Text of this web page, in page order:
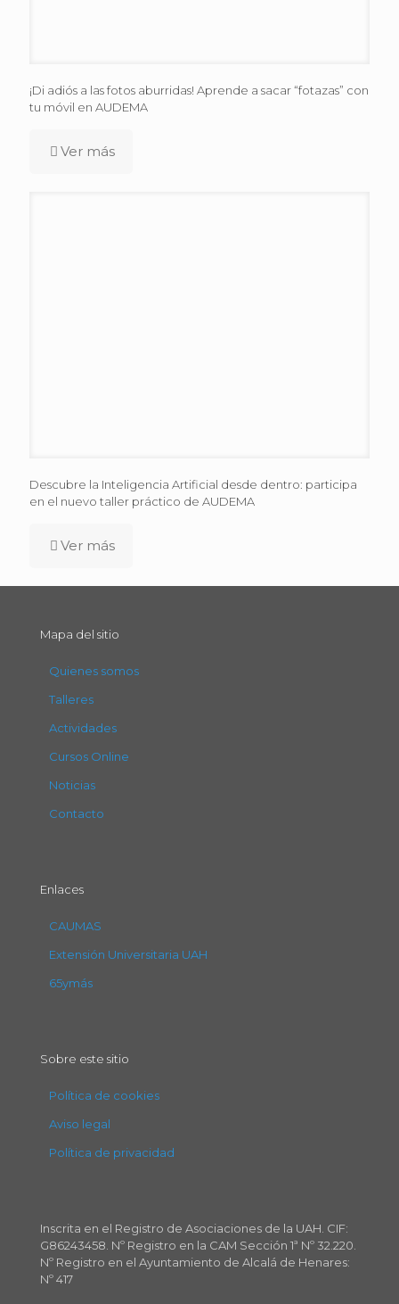
¡Di adiós a las fotos aburridas! Aprende a sacar “fotazas” con
tu móvil en AUDEMA
Ver más
Descubre la Inteligencia Artificial desde dentro: participa
en el nuevo taller práctico de AUDEMA
Ver más
Mapa del sitio
Quienes somos
Talleres
Actividades
Cursos Online
Noticias
Contacto
Enlaces
CAUMAS
Extensión Universitaria UAH
65ymás
Sobre este sitio
Política de cookies
Aviso legal
Política de privacidad
Inscrita en el Registro de Asociaciones de la UAH. CIF:
G86243458. Nº Registro en la CAM Sección 1ª Nº 32.220.
Nº Registro en el Ayuntamiento de Alcalá de Henares:
Nº 417